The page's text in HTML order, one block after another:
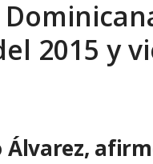
desbastador costo del
2015 y